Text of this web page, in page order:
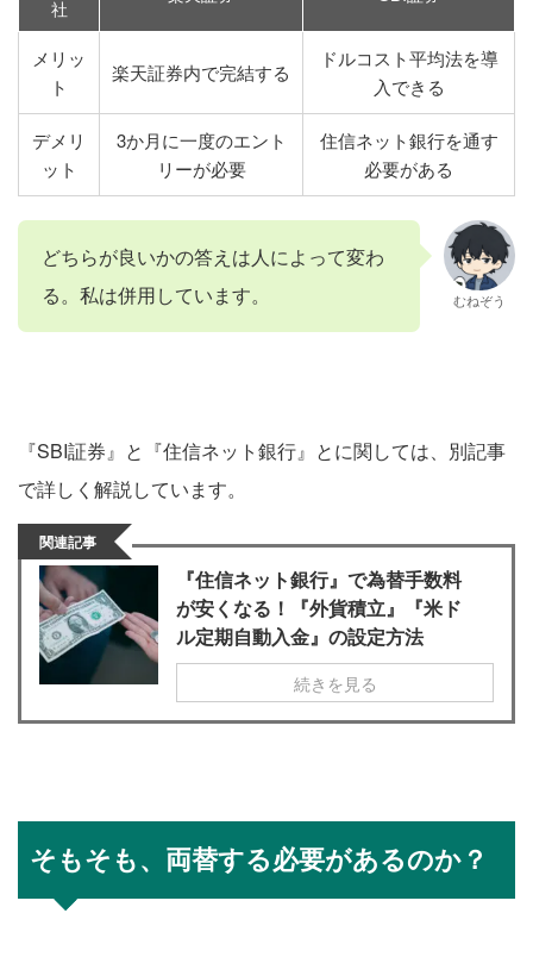
社
メリッ
ト
楽天証券内で完結する
ドルコスト平均法を導
入できる
デメリ
ット
3か月に一度のエント
リーが必要
住信ネット銀行を通す
必要がある
どちらが良いかの答えは人によって変わ
る。私は併用しています。
むねぞう
『SBI証券』と『住信ネット銀行』とに関しては、別記事
で詳しく解説しています。
関連記事
『住信ネット銀行』で為替手数料
が安くなる！『外貨積立』『米ド
ル定期自動入金』の設定方法
続きを見る
そもそも、両替する必要があるのか？